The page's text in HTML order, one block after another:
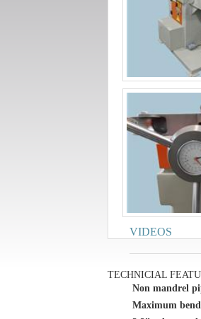
VIDEOS
TECHNICIAL
Non mandrel
Maximum